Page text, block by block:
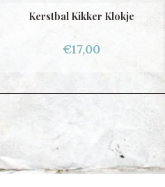
Kerstbal Kikker Klokje
€17,00